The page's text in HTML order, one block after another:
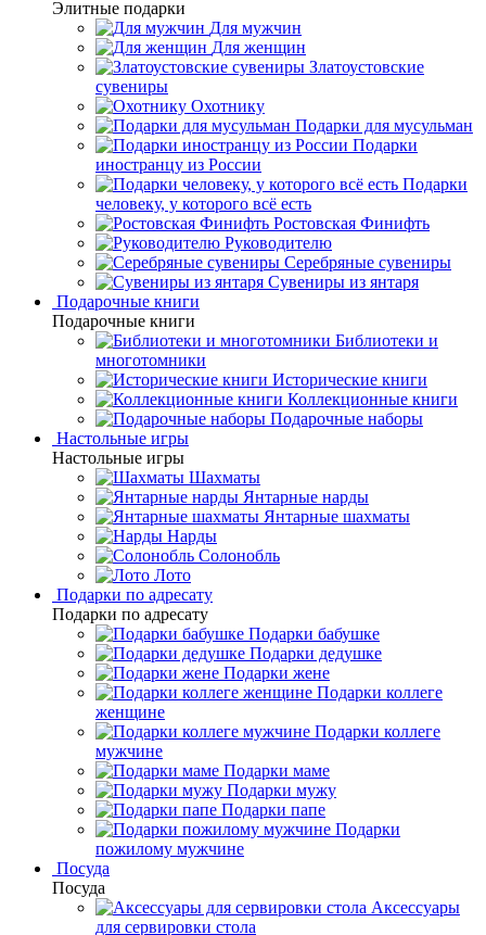
Элитные подарки
Для мужчин
Для женщин
Златоустовские
сувениры
Охотнику
Подарки для мусульман
Подарки
иностранцу из России
Подарки
человеку, у которого всё есть
Ростовская Финифть
Руководителю
Серебряные сувениры
Сувениры из янтаря
Подарочные книги
Подарочные книги
Библиотеки и
многотомники
Исторические книги
Коллекционные книги
Подарочные наборы
Настольные игры
Настольные игры
Шахматы
Янтарные нарды
Янтарные шахматы
Нарды
Солонобль
Лото
Подарки по адресату
Подарки по адресату
Подарки бабушке
Подарки дедушке
Подарки жене
Подарки коллеге
женщине
Подарки коллеге
мужчине
Подарки маме
Подарки мужу
Подарки папе
Подарки
пожилому мужчине
Посуда
Посуда
Аксессуары
для сервировки стола